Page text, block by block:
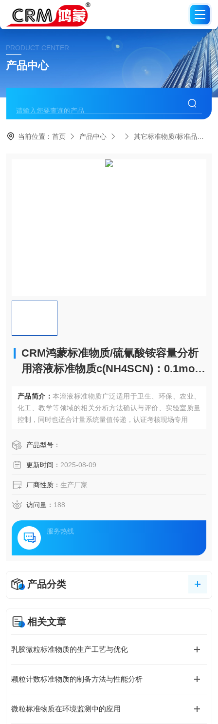
PRODUCT CENTER
产品中心
当前位置：首页 产品中心 其它标准物质/标准品
CRM鸿蒙标准物质/硫氰酸铵容量分析
用溶液标准物质c(NH4SCN)：0.1mol/
产品简介： 本溶液标准物质广泛适用于卫生、环保、农业、
化工、教学等领域的相关分析方法确认与评价、实验室质量
控制，同时也适合计量系统量值传递，认证考核现场专用
产品型号：
更新时间： 2025-08-09
厂商性质： 生产厂家
访问量： 188
服务热线
产品分类
相关文章
乳胶微粒标准物质的生产工艺与优化
颗粒计数标准物质的制备方法与性能分析
微粒标准物质在环境监测中的应用